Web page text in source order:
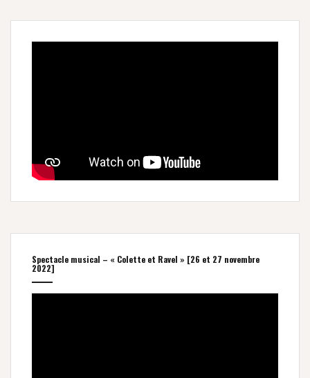
Spectacle musical – « Colette et Ravel » [26 et 27 novembre
2022]